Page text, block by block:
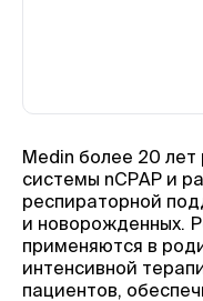
Medin более 20
системы nCPAP и
респираторной
и новорожденных.
применяются в
интенсивной
пациентов,